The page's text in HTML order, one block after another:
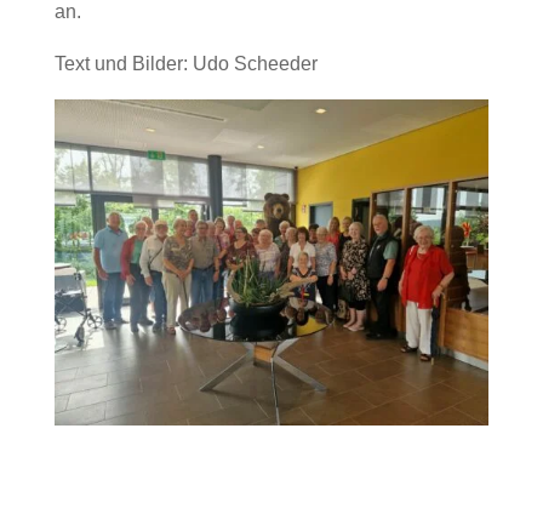
an.
Text und Bilder: Udo Scheeder